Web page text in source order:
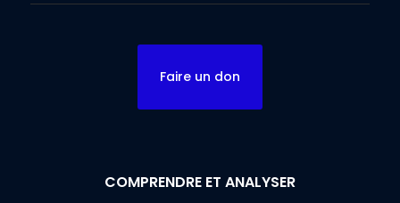
Faire un don
COMPRENDRE ET ANALYSER